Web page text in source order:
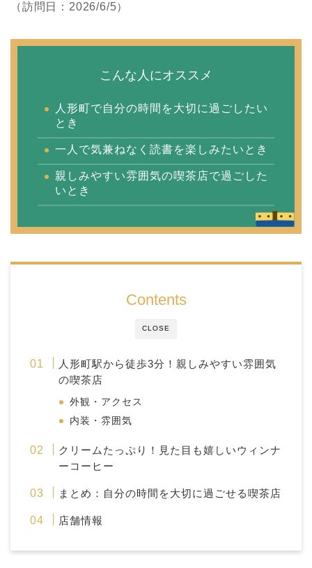
（訪問日：2026/6/5）
こんな人にオススメ
人形町で自分の時間を大切に過ごしたい
とき
一人で気兼ねなく読書を楽しみたいとき
親しみやすい雰囲気の喫茶店で過ごした
いとき
CLOSE
Contents
人形町駅から徒歩3分！親しみやすい雰囲気
の喫茶店
外観・アクセス
内装・雰囲気
クリームたっぷり！見た目も嬉しいウィンナ
ーコーヒー
まとめ：自分の時間を大切に過ごせる喫茶店
店舗情報